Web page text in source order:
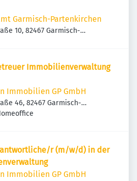
Garmisch-Partenkirchen
10, 82467 Garmisch-
Immobilienverwaltung
Immobilien GP GmbH
46, 82467 Garmisch-
Deutschland
r (m/w/d) in der
Immobilien GP GmbH